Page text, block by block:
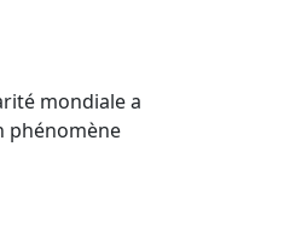
mondiale a
phénomène